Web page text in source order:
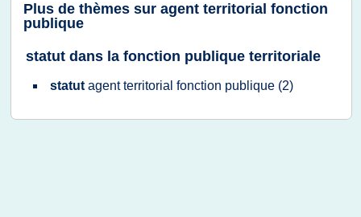
Plus de thèmes sur agent territorial fonction
publique
statut dans la fonction publique territoriale
statut agent territorial fonction publique (2)